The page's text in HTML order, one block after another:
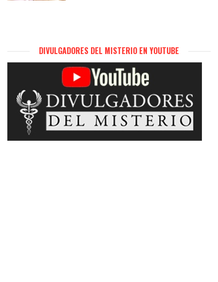
DIVULGADORES DEL MISTERIO EN YOUTUBE